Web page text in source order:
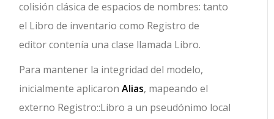
colisión clásica de espacios de nombres: tanto
el Libro de inventario como Registro de
editorcontenía una clase llamada Libro.
Para mantener la integridad del modelo,
inicialmente aplicaronAlias, mapeando el
externo Registro::Libro a un pseudónimo local